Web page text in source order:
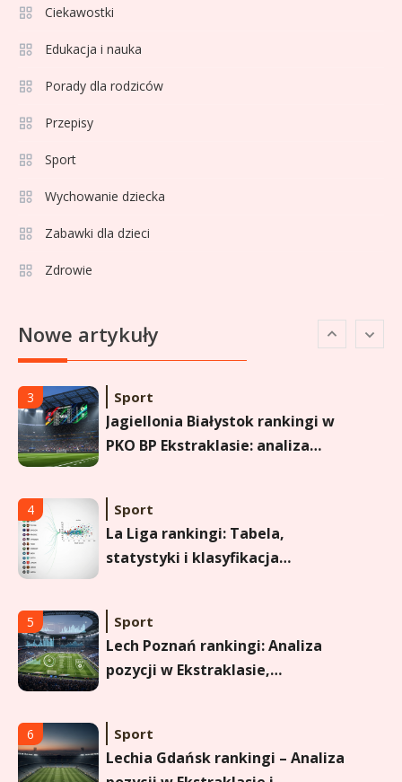
Ciekawostki
Edukacja i nauka
Porady dla rodziców
Przepisy
Sport
Wychowanie dziecka
Zabawki dla dzieci
Zdrowie
Nowe artykuły
historyczne dane
Jak pomóc dziecku przygotować
Górnik Zabrze rankingi – analiza
pozycji, statystyk i historii klubu
PKO BP Ekstraklasie: analiza
formy i statystyk
4 Sport
La Liga rankingi: Tabela,
statystyki i klasyfikacja
5 Sport
Lech Poznań rankingi: Analiza
pozycji w Ekstraklasie,
6 Sport
Lechia Gdańsk rankingi – Analiza
pozycji w Ekstraklasie i
1 Wychowanie dziecka
Jak pomóc dziecku przygotować